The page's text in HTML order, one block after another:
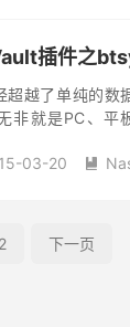
插件之
超越了单纯的
非就是PC、平
03-20 
2 下一页